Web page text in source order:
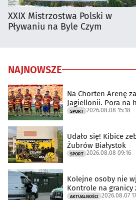
XXIX Mistrzostwa Polski w
Pływaniu na Byle Czym
NAJNOWSZE
Na Chorten Arenę
Jagiellonii. Pora na
SPORT 2026.08.08 15:18
Udało się! Kibice
Żubrów Białystok
SPORT 2026.08.08 09:16
Kolejne osoby nie
Kontrole na granicy
AKTUALNOŚCI 2026.08.07